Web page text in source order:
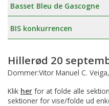
Basset Bleu de Gascogne
BIS konkurrencen
Hillerød 20
Dommer:Vitor Manuel C.
Klik her for at folde alle
sektioner for vise/folde ud